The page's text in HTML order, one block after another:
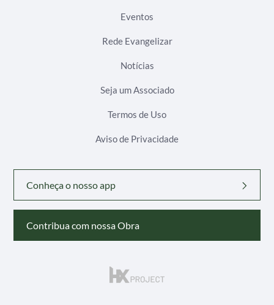
Eventos
Rede Evangelizar
Notícias
Seja um Associado
Termos de Uso
Aviso de Privacidade
Conheça o nosso app
Contribua com nossa Obra